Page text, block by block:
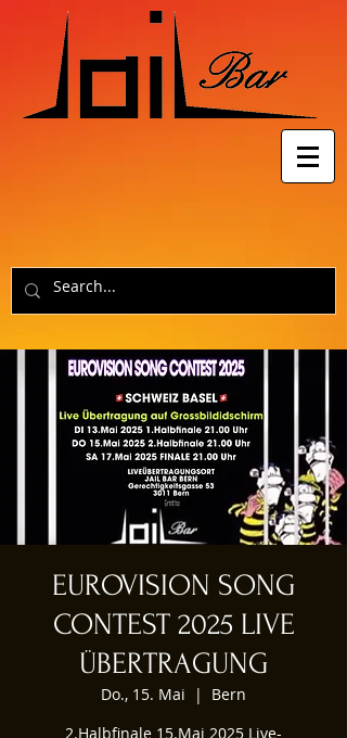
EUROVISION SONG
CONTEST 2025 LIVE
ÜBERTRAGUNG
Do., 15. Mai
  |
Bern
2.Halbfinale 15.Mai 2025 Live-